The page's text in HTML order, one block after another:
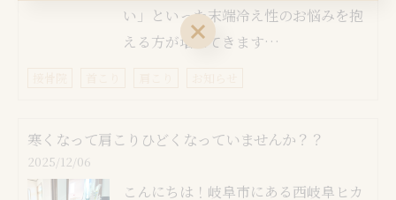
い」といった末端冷え性のお悩みを抱
える方が増えてきます…
寒くなって肩こりひどくなっていませんか？？
2025/12/06
こんにちは！岐阜市にある西岐阜ヒカ
ご予約はこちら